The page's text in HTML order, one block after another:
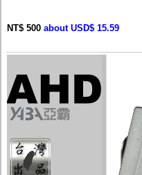
NT$ 500 about USD$ 15.59